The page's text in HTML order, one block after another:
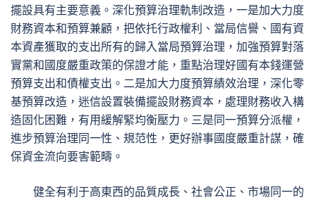
擺設具有主要意義。深化預算治理軌制改造，一是加大力度
財務資本和預算兼顧，把依托行政權利、當局信譽、國有資
本資產獲取的支出所有的歸入當局預算治理，加強預算對落
實黨和國度嚴重政策的保證才能，重點治理好國有本錢運營
預算支出和債權支出。二是加大力度預算績效治理，深化零
基預算改造，迷信設置裝備擺設財務資本，處理財務收入構
造固化困難，有用緩解緊均衡壓力。三是同一預算分派權，
進步預算治理同一性、規范性，更好辦事國度嚴重計謀，確
保資金流向要害範疇。
健全有利于高東西的品質成長、社會公正、市場同一的